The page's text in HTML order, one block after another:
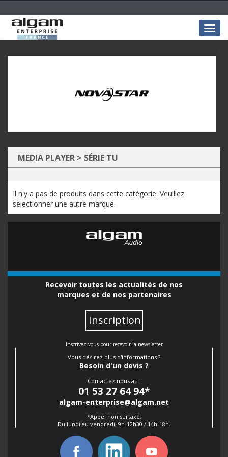
MEDIA PLAYER > SÉRIE TU
Il n'y a pas de produits dans cette catégorie. Veuillez
selectionner une autre marque.
Recevoir toutes les actualités de nos
marques et de nos partenaires
Inscription
Inscrivez-vous pour recevoir la newsletter
Vous désirez plus d'informations ?
Besoin d'un devis ?
Contactez nous au :
01 53 27 64 94*
algam-enterprise@algam.net
*Appel non surtaxé.
Du lundi au vendredi, 9h-12h30 / 14h-18h.